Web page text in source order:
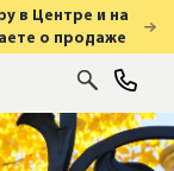
в Центре и на
о продаже